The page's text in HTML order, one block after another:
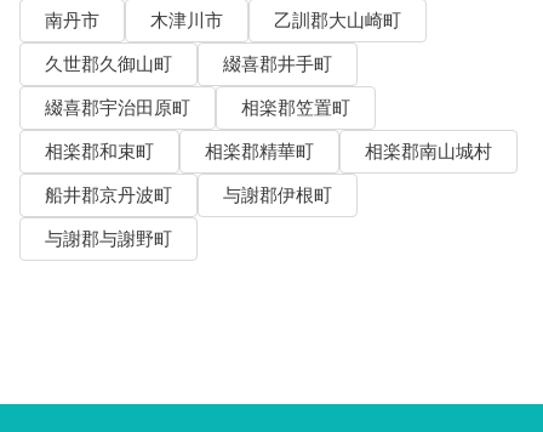
南丹市
木津川市
乙訓郡大山崎町
久世郡久御山町
綴喜郡井手町
綴喜郡宇治田原町
相楽郡笠置町
相楽郡和束町
相楽郡精華町
相楽郡南山城村
船井郡京丹波町
与謝郡伊根町
与謝郡与謝野町